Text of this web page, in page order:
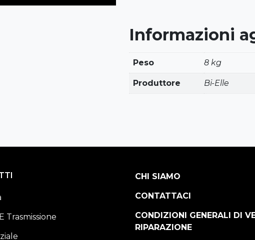
Informazioni
Peso 8 kg
Produttore Bi-Elle
Trasmissione
CHI SIAMO
CONTATTACI
CONDIZIONI GENERALI DI
RIPARAZIONE